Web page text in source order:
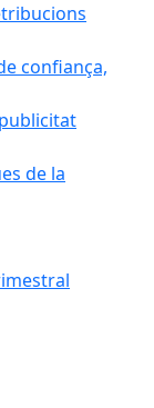
confiança,
de la